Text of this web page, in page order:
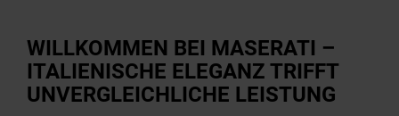
WILLKOMMEN BEI MASERATI –
ITALIENISCHE ELEGANZ TRIFFT
UNVERGLEICHLICHE LEISTUNG